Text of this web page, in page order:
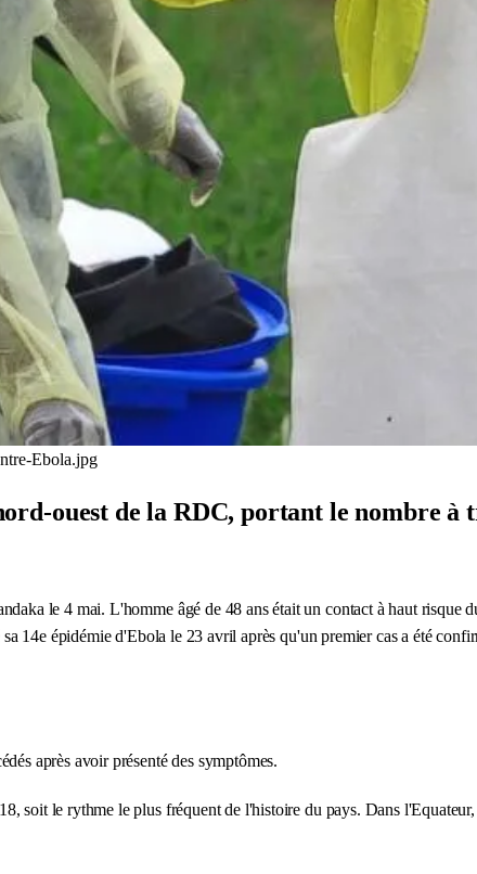
Ebola.jpg
ouest de la RDC, portant le nombre à
le 4 mai. L'homme âgé de 48 ans était un contact à haut risque
sa 14e épidémie d'Ebola le 23 avril après qu'un premier cas a été
après avoir présenté des symptômes.
soit le rythme le plus fréquent de l'histoire du pays. Dans